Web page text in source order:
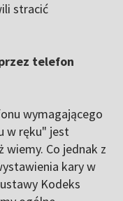
stracić
telefon
wymagającego
w ręku" jest
wiemy. Co jednak z
kary w
Kodeks